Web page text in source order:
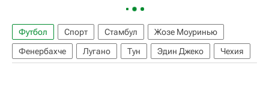
Футбол Спорт Стамбул
Жозе Моуринью
Фенербахче
Лугано Тун Эдин Джеко Чехия